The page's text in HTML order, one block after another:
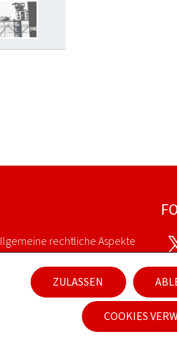
ZULASSEN
COOKIES
rechtliche Aspekte
Barrierefreiheit
Verwaltung der Cookies